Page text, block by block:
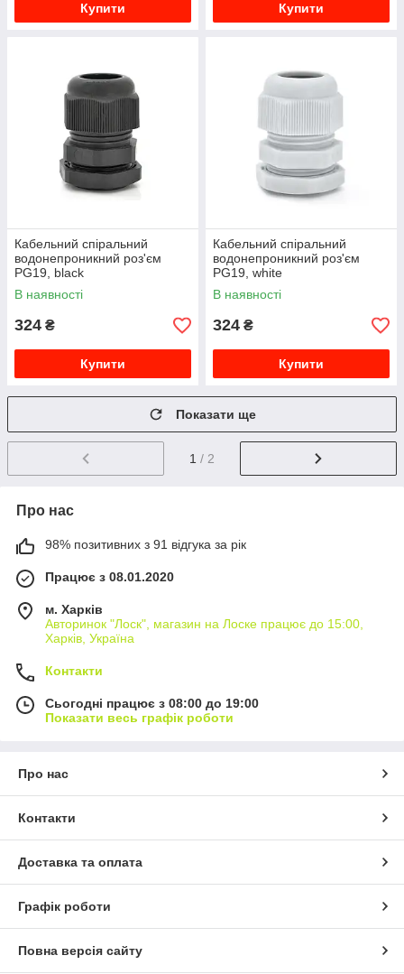
Купити Купити
Кабельний спіральний
водонепроникний роз'єм
PG19, black
В наявності
324 ₴
Купити
Кабельний спіральний
водонепроникний роз'єм
PG19, white
В наявності
324 ₴
Купити
Показати ще
1 / 2
Про нас
98% позитивних з 91 відгука за рік
Працює з 08.01.2020
м. Харків
Авторинок "Лоск", магазин на Лоске працює до 15:00,
Харків, Україна
Контакти
Сьогодні працює з 08:00 до 19:00
Показати весь графік роботи
Про нас
Контакти
Доставка та оплата
Графік роботи
Повна версія сайту